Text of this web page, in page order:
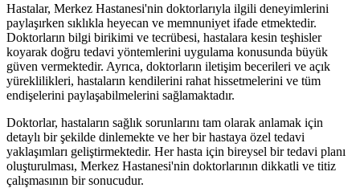
Hastalar, Merkez Hastanesi'nin doktorlarıyla ilgili deneyimlerini
paylaşırken sıklıkla heyecan ve memnuniyet ifade etmektedir.
Doktorların bilgi birikimi ve tecrübesi, hastalara kesin teşhisler
koyarak doğru tedavi yöntemlerini uygulama konusunda büyük
güven vermektedir. Ayrıca, doktorların iletişim becerileri ve açık
yüreklilikleri, hastaların kendilerini rahat hissetmelerini ve tüm
endişelerini paylaşabilmelerini sağlamaktadır.
Doktorlar, hastaların sağlık sorunlarını tam olarak anlamak için
detaylı bir şekilde dinlemekte ve her bir hastaya özel tedavi
yaklaşımları geliştirmektedir. Her hasta için bireysel bir tedavi planı
oluşturulması, Merkez Hastanesi'nin doktorlarının dikkatli ve titiz
çalışmasının bir sonucudur.